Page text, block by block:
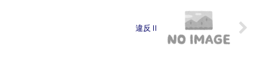
違反Ⅱ